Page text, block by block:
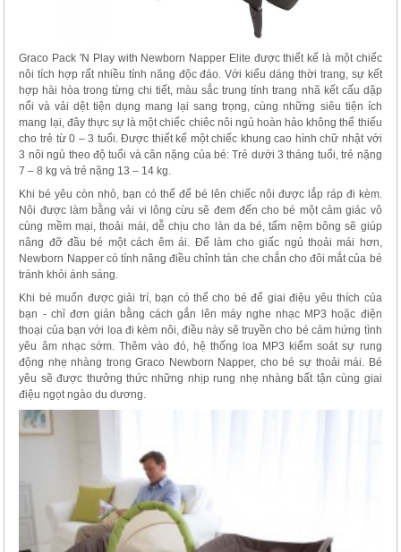
Graco Pack 'N Play with Newborn Napper Elite được thiết kế là một chiếc
nôi tích hợp rất nhiều tính năng độc đáo. Với kiểu dáng thời trang, sự kết
hợp hài hòa trong từng chi tiết, màu sắc trung tính trang nhã kết cấu dập
nổi và vải dệt tiện dụng mang lại sang trọng, cùng những siêu tiện ích
mang lại, đây thực sự là một chiếc chiêc nôi ngủ hoàn hảo không thể thiếu
cho trẻ từ 0 – 3 tuổi. Được thiết kế một chiếc khung cao hình chữ nhật với
3 nôi ngủ theo độ tuổi và cân nặng của bé: Trẻ dưới 3 tháng tuổi, trẻ nặng
7 – 8 kg và trẻ nặng 13 – 14 kg.
Khi bé yêu còn nhỏ, bạn có thể để bé lên chiếc nôi được lắp ráp đi kèm.
Nôi được làm bằng vải vi lông cừu sẽ đem đến cho bé một cảm giác vô
cùng mềm mại, thoải mái, dễ chịu cho làn da bé, tấm nệm bông sẽ giúp
nâng đỡ đầu bé một cách êm ái. Để làm cho giấc ngủ thoải mái hơn,
Newborn Napper có tính năng điều chỉnh tán che chắn cho đôi mắt của bé
tránh khỏi ánh sáng.
Khi bé muốn được giải trí, bạn có thể cho bé để giai điệu yêu thích của
bạn - chỉ đơn giản bằng cách gắn lên máy nghe nhạc MP3 hoặc điện
thoại của bạn với loa đi kèm nôi, điều này sẽ truyền cho bé cảm hứng tình
yêu âm nhạc sớm. Thêm vào đó, hệ thống loa MP3 kiểm soát sự rung
động nhẹ nhàng trong Graco Newborn Napper, cho bé sự thoải mái. Bé
yêu sẽ được thưởng thức những nhịp rung nhẹ nhàng bất tận cùng giai
điệu ngọt ngào du dương.